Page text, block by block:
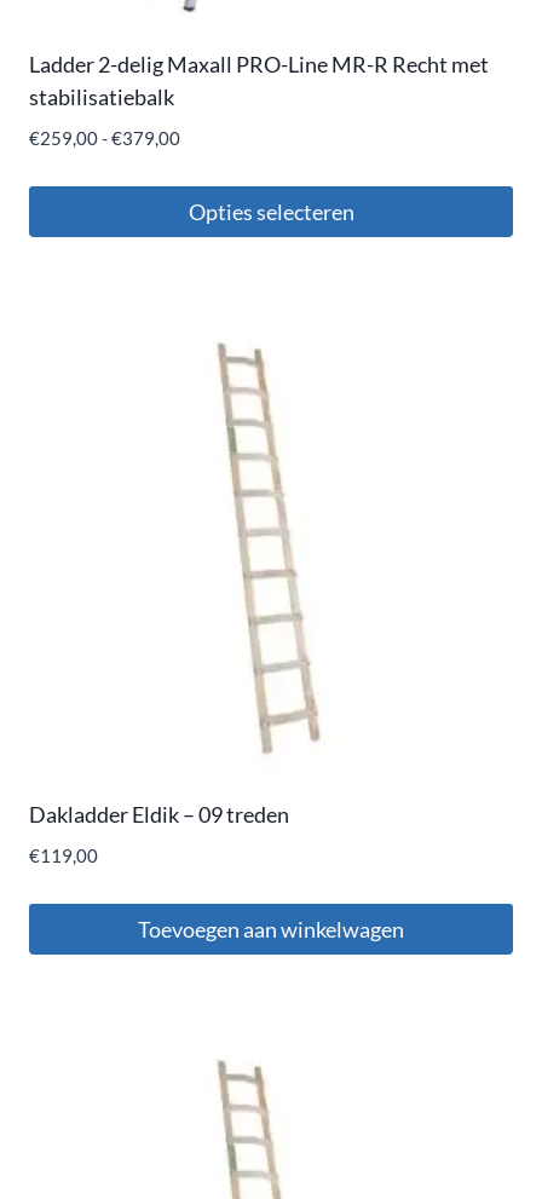
Ladder 2-delig Maxall PRO-Line MR-R Recht met
stabilisatiebalk
€259,00-€379,00
Opties selecteren
Dakladder Eldik – 09 treden
€119,00
Toevoegen aan winkelwagen